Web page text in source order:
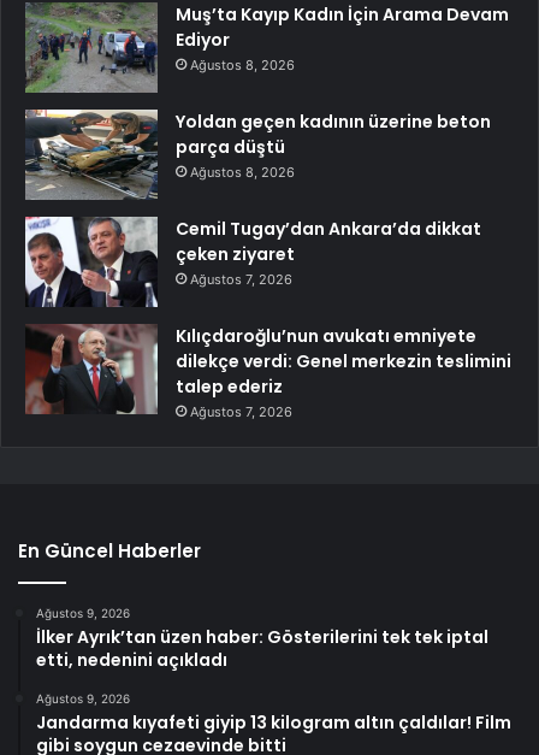
Muş’ta Kayıp Kadın İçin Arama Devam
Ediyor
Ağustos 8, 2026
Yoldan geçen kadının üzerine beton
parça düştü
Ağustos 8, 2026
Cemil Tugay’dan Ankara’da dikkat
çeken ziyaret
Ağustos 7, 2026
Kılıçdaroğlu’nun avukatı emniyete
dilekçe verdi: Genel merkezin teslimini
talep ederiz
Ağustos 7, 2026
En Güncel Haberler
Ağustos 9, 2026
İlker Ayrık’tan üzen haber: Gösterilerini tek tek iptal
etti, nedenini açıkladı
Ağustos 9, 2026
Jandarma kıyafeti giyip 13 kilogram altın çaldılar! Film
gibi soygun cezaevinde bitti